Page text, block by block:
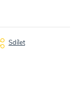
Sdílet